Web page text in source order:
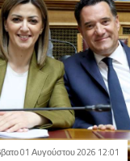
01 Αυγούστου 2026 12:01